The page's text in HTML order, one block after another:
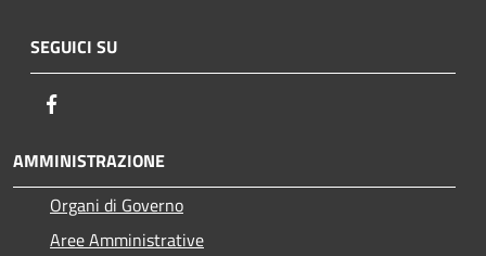
SEGUICI SU
AMMINISTRAZIONE
Organi di Governo
Aree Amministrative